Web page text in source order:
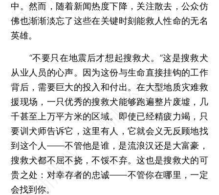
中。然而，随着新闻热度下降，关注散去，公众仿
佛也渐渐淡忘了这些在关键时刻能救人性命的无名
英雄。
“不要只在地震后才想起搜救犬。”这是搜救犬
从业人员的心声。因为这份与生命直接挂钩的工作
背后，需要巨大的投入和付出。在大型地质灾难救
援现场，一只优秀的搜救犬能够跑遍整片废墟，几
千甚至上万平方米的区域。即使已经精疲力竭，只
要训犬师告诉它，这里有人，它就会义无反顾地找
到这个人——不管他是谁，是流浪汉还是大富豪，
搜救犬都不屈不挠，不馁不弃。这也是搜救犬的可
贵之处：对幸存者的忠诚——不管你在哪里，一定
会找到你。